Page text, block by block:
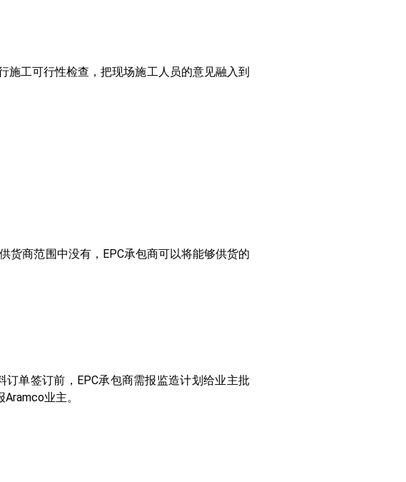
施工可行性检查，把现场施工人员的意见融入到
货商范围中没有，EPC承包商可以将能够供货的
单签订前，EPC承包商需报监造计划给业主批
业主。